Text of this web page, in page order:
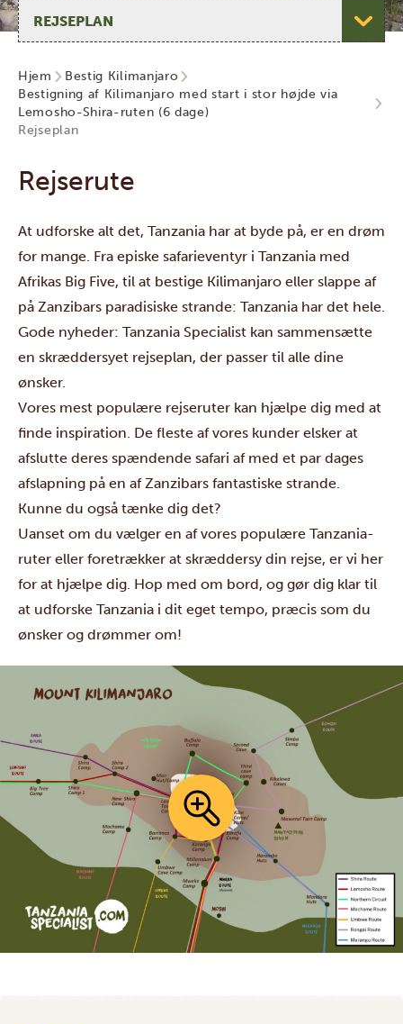
Vælg side
Hjem
Bestig Kilimanjaro
Bestigning af Kilimanjaro med start i stor højde via
Lemosho-Shira-ruten (6 dage)
Rejseplan
Rejserute
At udforske alt det, Tanzania har at byde på, er en drøm
for mange. Fra episke safarieventyr i Tanzania med
Afrikas Big Five, til at bestige Kilimanjaro eller slappe af
på Zanzibars paradisiske strande: Tanzania har det hele.
Gode nyheder: Tanzania Specialist kan sammensætte
en skræddersyet rejseplan, der passer til alle dine
ønsker.
Vores mest populære rejseruter kan hjælpe dig med at
finde inspiration. De fleste af vores kunder elsker at
afslutte deres spændende safari af med et par dages
afslapning på en af Zanzibars fantastiske strande.
Kunne du også tænke dig det?
Uanset om du vælger en af vores populære Tanzania-
ruter eller foretrækker at skræddersy din rejse, er vi her
for at hjælpe dig. Hop med om bord, og gør dig klar til
at udforske Tanzania i dit eget tempo, præcis som du
ønsker og drømmer om!